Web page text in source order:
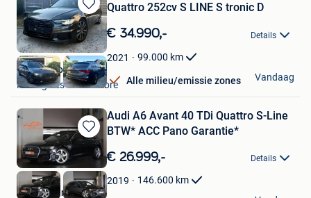
Bewaren
in
Mijn
Favorieten
Quattro 252cv S LINE S tronic D
€ 34.990,- Details
2021 99.000 km
Alle milieu/emissie zones
Look Motors
Montignies-Sur-Sambre
Vandaag
Bewaren
in
Mijn
Favorieten
Audi A6 Avant 40 TDi Quattro S-Line
BTW* ACC Pano Garantie*
€ 26.999,- Details
2019 146.600 km
Kubika Cars